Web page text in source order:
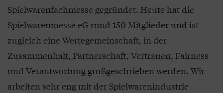
Spielwarenfachmesse gegründet. Heute hat die
Spielwarenmesse eG rund 150 Mitglieder und ist
zugleich eine Wertegemeinschaft, in der
Zusammenhalt, Partnerschaft, Vertrauen, Fairness
und Verantwortung großgeschrieben werden. Wir
arbeiten sehr eng mit der Spielwarenindustrie